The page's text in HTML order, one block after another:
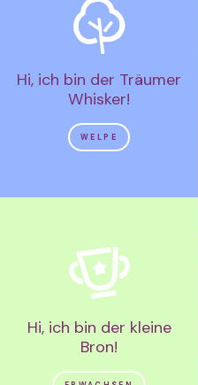
Hi, ich bin der Träumer
Whisker!
WELPE
Hi, ich bin der kleine
Bron!